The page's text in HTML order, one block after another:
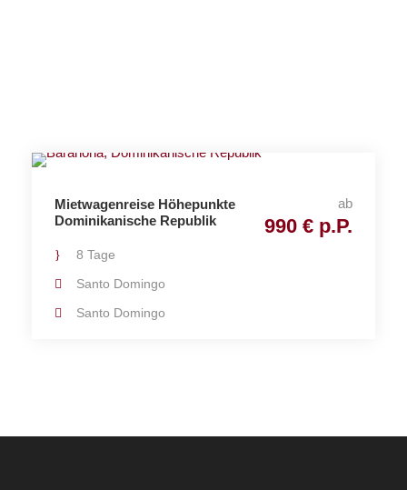
Mietwagenreise Höhepunkte
Dominikanische Republik
ab
990 € p.P.
8 Tage
Santo Domingo
Santo Domingo